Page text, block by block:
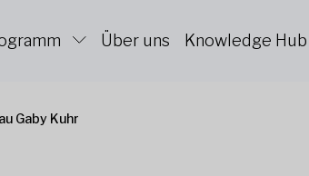
Über uns Knowledge Hub
Gaby Kuhr